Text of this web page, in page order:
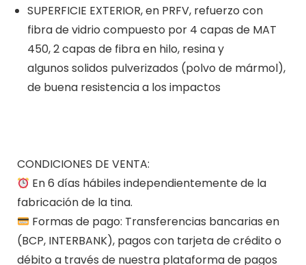
SUPERFICIE EXTERIOR, en PRFV, refuerzo con
fibra de vidrio compuesto por 4 capas de MAT
450, 2 capas de fibra en hilo, resina y
algunos solidos pulverizados (polvo de mármol),
de buena resistencia a los impactos
CONDICIONES DE VENTA:
En 6 días hábiles independientemente de la
fabricación de la tina.
Formas de pago: Transferencias bancarias en
(BCP, INTERBANK), pagos con tarjeta de crédito o
débito a través de nuestra plataforma de pagos